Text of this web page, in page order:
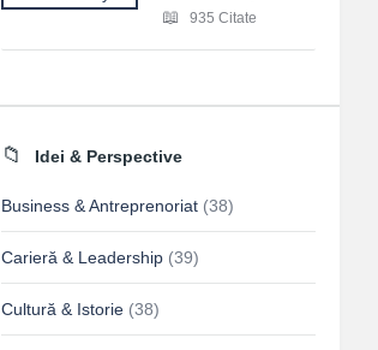
935 Citate
Idei & Perspective
Business & Antreprenoriat (38)
Carieră & Leadership (39)
Cultură & Istorie (38)